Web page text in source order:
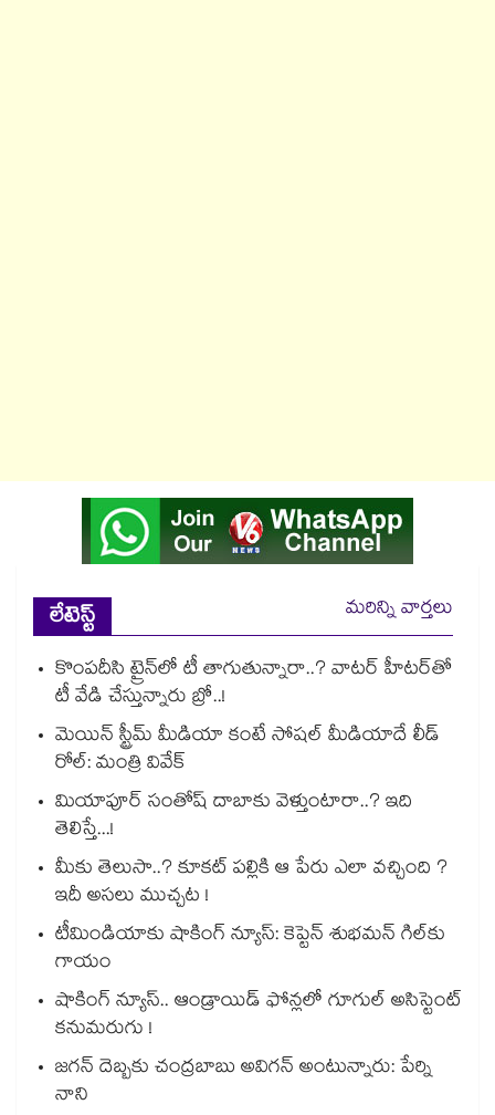
లేటెస్ట్
మరిన్ని వార్తలు
కొంపదీసి ట్రైన్⁬లో టీ తాగుతున్నారా..? వాటర్ హీటర్⁭⁭తో
టీ వేడి చేస్తున్నారు బ్రో..!
మెయిన్ స్ట్రీమ్ మీడియా కంటే సోషల్ మీడియాదే లీడ్
రోల్: మంత్రి వివేక్
మియాపూర్ సంతోష్ దాబాకు వెళ్తుంటారా..? ఇది
తెలిస్తే...!
మీకు తెలుసా..? కూకట్ పల్లికి ఆ పేరు ఎలా వచ్చింది ?
ఇదీ అసలు ముచ్చట !
టీమిండియాకు షాకింగ్ న్యూస్: కెప్టెన్ శుభమన్ గిల్‎కు
గాయం
షాకింగ్ న్యూస్.. ఆండ్రాయిడ్ ఫోన్లలో గూగుల్ అసిస్టెంట్
కనుమరుగు !
జగన్ దెబ్బకు చంద్రబాబు అవిగన్ అంటున్నారు: పేర్ని
నాని